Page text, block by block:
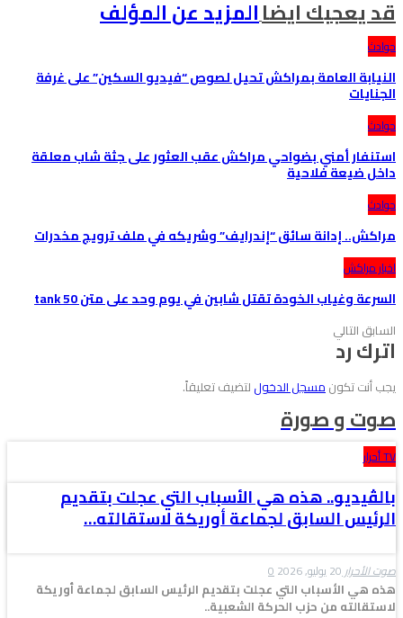
قد يعجبك ايضاالمزيد عن المؤلف
حوادث
النيابة العامة بمراكش تحيل لصوص “فيديو السكين” على غرفة
الجنايات
حوادث
استنفار أمني بضواحي مراكش عقب العثور على جثة شاب معلقة
داخل ضيعة فلاحية
حوادث
مراكش.. إدانة سائق “إندرايف” وشريكه في ملف ترويج مخدرات
اخبار مراكش
السرعة وغياب الخودة تقتل شابين في يوم وحد على متن tank 50
السابق التالي
اترك رد
يجب أنت تكون مسجل الدخول لتضيف تعليقاً.
صوت و صورة
TV أحرار
بالڤيديو.. هذه هي الأسباب التي عجلت بتقديم
الرئيس السابق لجماعة أوريكة لاستقالته…
صوت الأحرار20 يوليو, 2026 0
هذه هي الأسباب التي عجلت بتقديم الرئيس السابق لجماعة أوريكة
لاستقالته من حزب الحركة الشعبية..